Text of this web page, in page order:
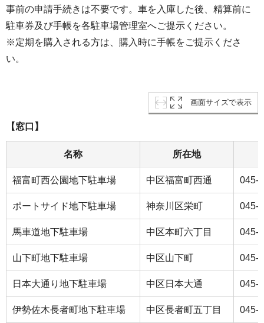
事前の申請手続きは不要です。車を入庫した後、精算前に
駐車券及び手帳を各駐車場管理室へご提示ください。
※定期を購入される方は、購入時に手帳をご提示くださ
い。
画面サイズで表示
【窓口】
名称 所在地
福富町西公園地下駐車場 中区福富町西通 045-
ポートサイド地下駐車場 神奈川区栄町 045-
馬車道地下駐車場 中区本町六丁目 045-
山下町地下駐車場 中区山下町 045-
日本大通り地下駐車場 中区日本大通 045-
伊勢佐木長者町地下駐車場 中区長者町五丁目 045-